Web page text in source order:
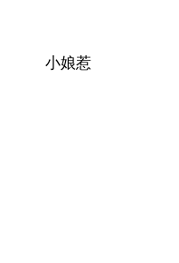
小娘惹